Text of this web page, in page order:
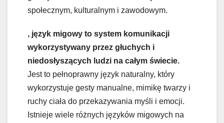
społecznym, kulturalnym i zawodowym.
, język migowy to system komunikacji
wykorzystywany przez głuchych i
niedosłyszących ludzi na całym świecie.
Jest to pełnoprawny język naturalny, który
wykorzystuje gesty manualne, mimikę twarzy i
ruchy ciała do przekazywania myśli i emocji.
Istnieje wiele różnych języków migowych na